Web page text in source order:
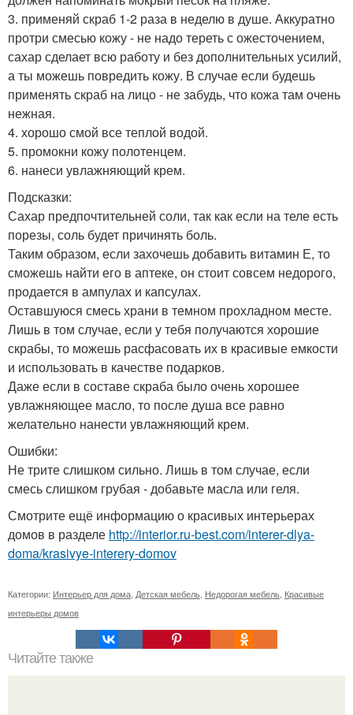
3. применяй скраб 1-2 раза в неделю в душе. Аккуратно
протри смесью кожу - не надо тереть с ожесточением,
сахар сделает всю работу и без дополнительных усилий,
а ты можешь повредить кожу. В случае если будешь
применять скраб на лицо - не забудь, что кожа там очень
нежная.
4. хорошо смой все теплой водой.
5. промокни кожу полотенцем.
6. нанеси увлажняющий крем.
Подсказки:
Сахар предпочтительней соли, так как если на теле есть
порезы, соль будет причинять боль.
Таким образом, если захочешь добавить витамин Е, то
сможешь найти его в аптеке, он стоит совсем недорого,
продается в ампулах и капсулах.
Оставшуюся смесь храни в темном прохладном месте.
Лишь в том случае, если у тебя получаются хорошие
скрабы, то можешь расфасовать их в красивые емкости
и использовать в качестве подарков.
Даже если в составе скраба было очень хорошее
увлажняющее масло, то после душа все равно
желательно нанести увлажняющий крем.
Ошибки:
Не трите слишком сильно. Лишь в том случае, если
смесь слишком грубая - добавьте масла или геля.
Смотрите ещё информацию о красивых интерьерах
домов в разделе http://interior.ru-best.com/interer-dlya-
doma/krasivye-interery-domov
Категории: Интерьер для дома Детская мебель Недорогая мебель Красивые
интерьеры домов
Читайте также